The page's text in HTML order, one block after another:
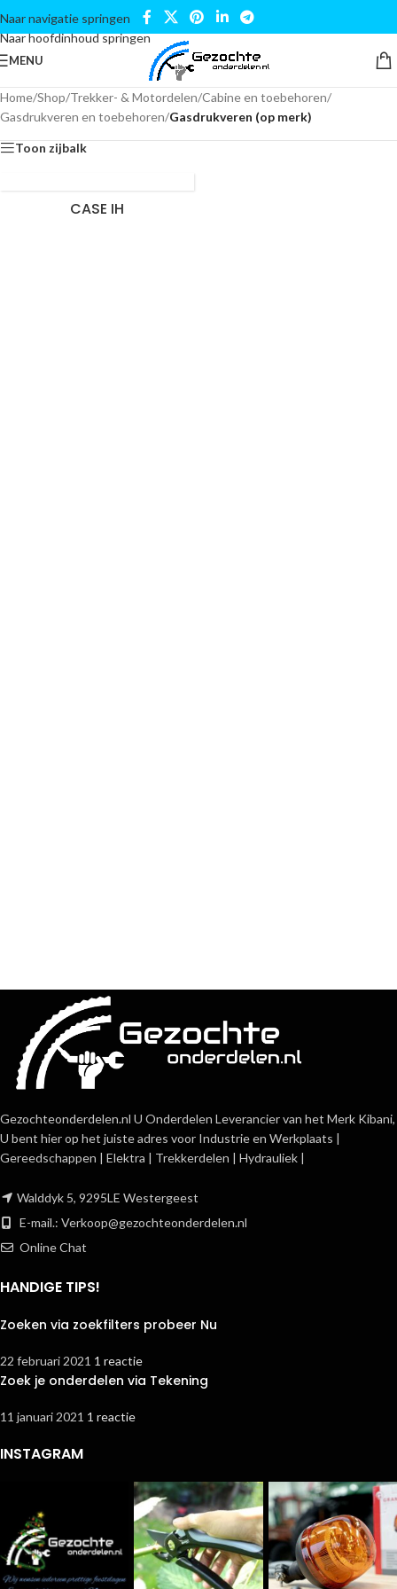
Naar navigatie springen
Naar hoofdinhoud springen
MENU
Home/Shop/Trekker- & Motordelen/Cabine en toebehoren/
Gasdrukveren en toebehoren/Gasdrukveren (op merk)
Toon zijbalk
CASE IH
Gezochteonderdelen.nl U Onderdelen Leverancier van het Merk Kibani,
U bent hier op het juiste adres voor Industrie en Werkplaats |
Gereedschappen | Elektra | Trekkerdelen | Hydrauliek |
Walddyk 5, 9295LE Westergeest
E-mail.: Verkoop@gezochteonderdelen.nl
Online Chat
HANDIGE TIPS!
Zoeken via zoekfilters probeer Nu
22 februari 2021 1 reactie
Zoek je onderdelen via Tekening
11 januari 2021 1 reactie
INSTAGRAM